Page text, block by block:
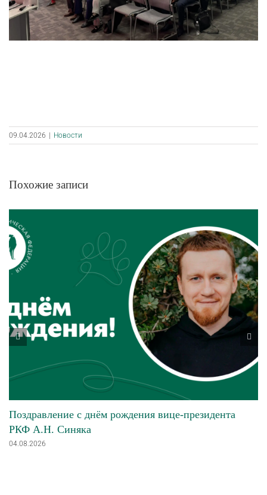
09.04.2026 | Новости
Похожие записи
Поздравление с днём рождения вице-президента
РКФ А.Н. Синяка
04.08.2026